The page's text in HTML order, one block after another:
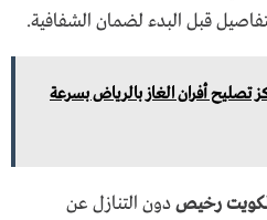
قبل البدء لضمان الشفافية.
أفران الغاز بالرياض بسرعة
رخيصدون التنازل عن